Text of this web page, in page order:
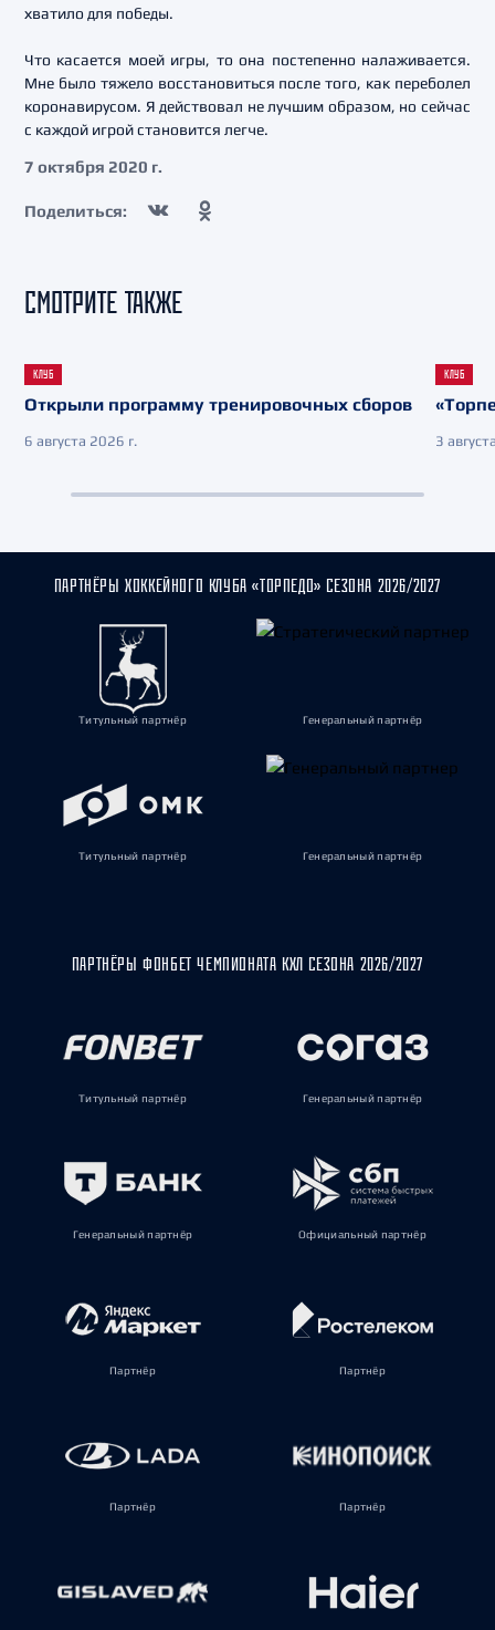
хватило для победы.
Что касается моей игры, то она постепенно налаживается.
Мне было тяжело восстановиться после того, как переболел
коронавирусом. Я действовал не лучшим образом, но сейчас
с каждой игрой становится легче.
7 октября 2020 г.
Поделиться:
СМОТРИТЕ ТАКЖЕ
КЛУБ
Открыли программу тренировочных сборов
6 августа 2026 г.
КЛУБ
3
ПАРТНЁРЫ ХОККЕЙНОГО КЛУБА «ТОРПЕДО» СЕЗОНА 2026/2027
Титульный партнёр Генеральный партнёр
Титульный партнёр Генеральный партнёр
ПАРТНЁРЫ ФОНБЕТ ЧЕМПИОНАТА КХЛ СЕЗОНА 2026/2027
Титульный партнёр Генеральный партнёр
Генеральный партнёр Официальный партнёр
Партнёр Партнёр
Партнёр Партнёр